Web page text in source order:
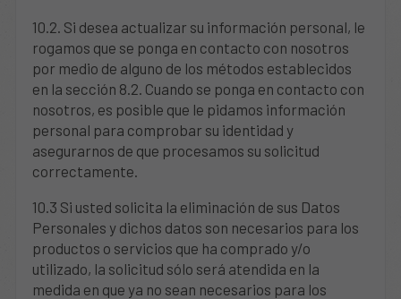
10.2. Si desea actualizar su información personal, le
rogamos que se ponga en contacto con nosotros
por medio de alguno de los métodos establecidos
en la sección 8.2. Cuando se ponga en contacto con
nosotros, es posible que le pidamos información
personal para comprobar su identidad y
asegurarnos de que procesamos su solicitud
correctamente.
10.3 Si usted solicita la eliminación de sus Datos
Personales y dichos datos son necesarios para los
productos o servicios que ha comprado y/o
utilizado, la solicitud sólo será atendida en la
medida en que ya no sean necesarios para los